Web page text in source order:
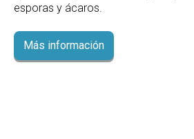
esporas y ácaros.
Más información